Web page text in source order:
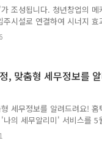
방문신고도 가능합니다. 방
니다. 5월 개인지방소득세
조성됩니다. 청년창업의 메
시설로 연결하여 시너지 효
성사업을 올 하반기부터 본격
꿈터 1, 2호점 ▲ 연세대 캠퍼
작놀이센터 ▲ 신촌 문화발
▲ 신촌, 파랑고래 ▲ 신촌 박
(수)에 신촌역 앞 연세로 2
, 맞춤형 세무정보를
세무정보를 알려드려요! 홈
의 세무알리미' 서비스를 5
주요 세금신고 일정, 환급
별 메뉴를 찾아 조회할 필요도